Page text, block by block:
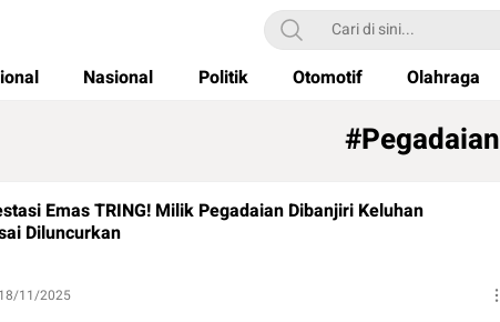
Nasional Politik Otomotif Olahraga
#Pegadaian
Emas TRING! Milik Pegadaian Dibanjiri Keluhan
Diluncurkan
18/11/2025